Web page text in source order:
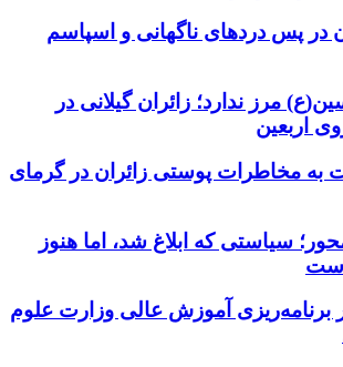
در پس دردهای ناگهانی و اسپاسم
مرز ندارد؛ زائران گیلانی در
اربعین
به مخاطرات پوستی زائران در گرمای
سیاستی که ابلاغ شد، اما هنوز
برنامه‌ریزی آموزش عالی وزارت علوم